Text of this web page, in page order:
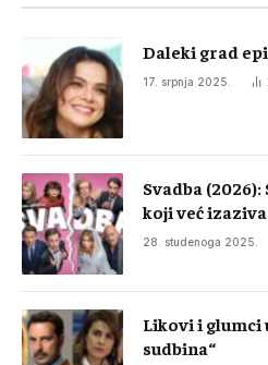
Daleki grad
17. srpnja 2025.
Svadba
koji već
28. studenoga 2025.
Likovi i glumci
sudbina“